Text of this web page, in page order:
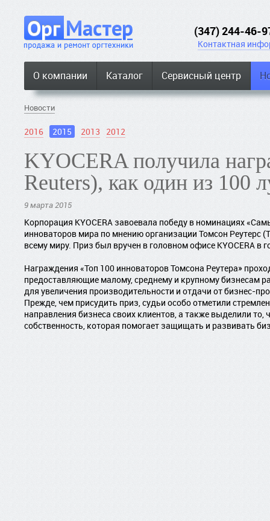
(347) 244-46-
Контактная
О компании Каталог Сервисный центр
Новости
2016 2015 2013 2012
KYOCERA получила
Reuters), как один из 100
9 марта 2015
Корпорация KYOCERA завоевала победу в номинациях
инноваторов мира по мнению организации Томсон Реутерc
всему миру. Приз был вручен в головном офисе KYOCERA в
Награждения «Топ 100 инноваторов Томсона Реутера»
предоставляющие малому, среднему и крупному бизнесам
для увеличения производительности и отдачи от бизнес-
Прежде, чем присудить приз, судьи особо отметили
направления бизнеса своих клиентов, а также выделили
собственность, которая помогает защищать и развивать